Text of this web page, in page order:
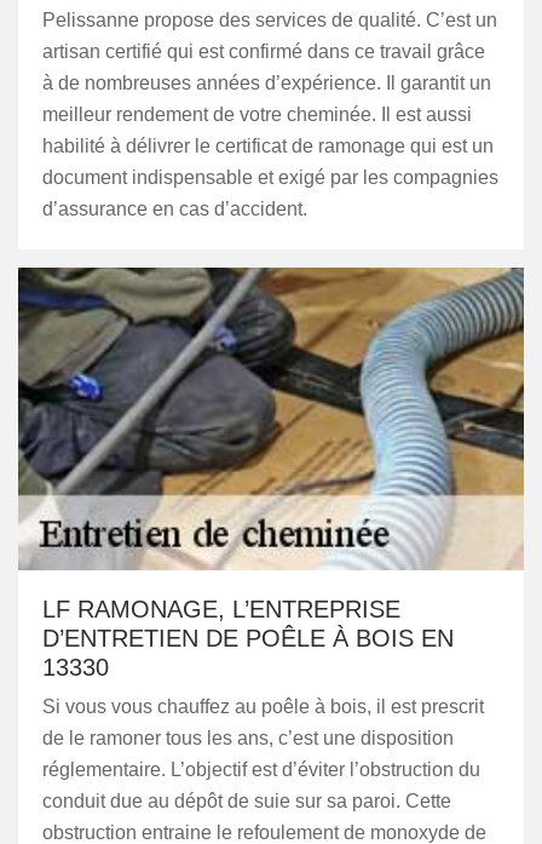
Pelissanne propose des services de qualité. C’est un
artisan certifié qui est confirmé dans ce travail grâce
à de nombreuses années d’expérience. Il garantit un
meilleur rendement de votre cheminée. Il est aussi
habilité à délivrer le certificat de ramonage qui est un
document indispensable et exigé par les compagnies
d’assurance en cas d’accident.
LF RAMONAGE, L’ENTREPRISE
D’ENTRETIEN DE POÊLE À BOIS EN
13330
Si vous vous chauffez au poêle à bois, il est prescrit
de le ramoner tous les ans, c’est une disposition
réglementaire. L’objectif est d’éviter l’obstruction du
conduit due au dépôt de suie sur sa paroi. Cette
obstruction entraine le refoulement de monoxyde de